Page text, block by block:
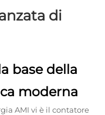
di
base della
moderna
AMI vi è il contatore